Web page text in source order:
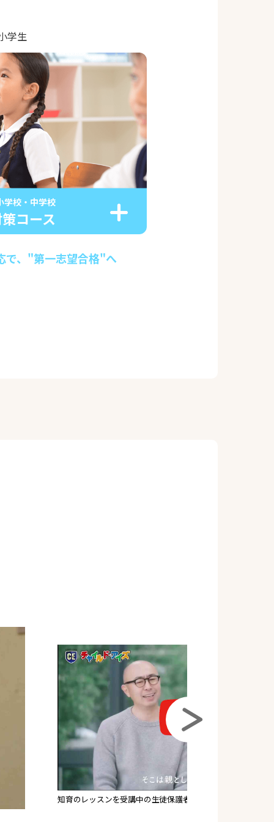
学生
学校・中学校
コース
で、"第一志望合格"へ
受験のレッスンを受講中の生徒保護者さまへインタビュー